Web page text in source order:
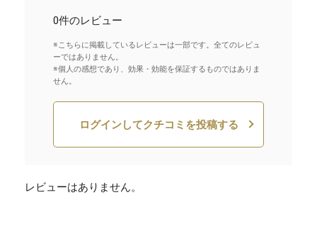
0件のレビュー
※こちらに掲載しているレビューは一部です。全てのレビュ
ーではありません。
※個人の感想であり、効果・効能を保証するものではありま
せん。
ログインしてクチコミを投稿する
レビューはありません。